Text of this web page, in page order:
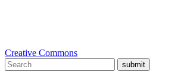
Creative Commons
submit